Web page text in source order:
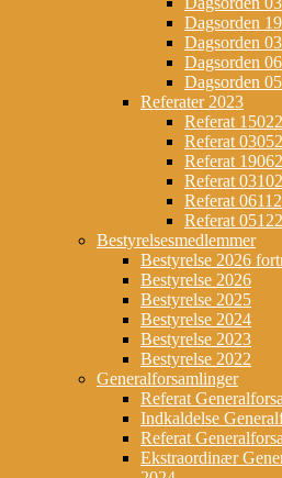
Dagsorden
Dagsorden
Dagsorden
Dagsorden
Referater 2023
Referat
Referat
Referat
Referat
Referat
Referat
Bestyrelsesmedlemmer
Bestyrelse 2026
Bestyrelse 2026
Bestyrelse 2025
Bestyrelse 2024
Bestyrelse 2023
Bestyrelse 2022
Generalforsamlinger
Referat
Indkaldelse
Referat
Ekstraordinær